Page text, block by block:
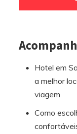
Hotel em
a melhor
viagem
Como